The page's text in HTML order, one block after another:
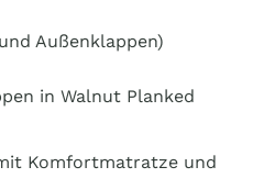
Außenklappen)
in Walnut Planked
Komfortmatratze und